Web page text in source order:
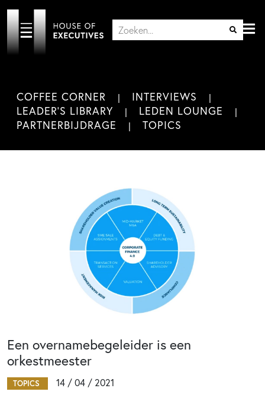
COFFEE CORNER
INTERVIEWS
LEADER'S LIBRARY
LEDEN LOUNGE
PARTNERBIJDRAGE
TOPICS
Een overnamebegeleider is een
orkestmeester
TOPICS 14 / 04 / 2021